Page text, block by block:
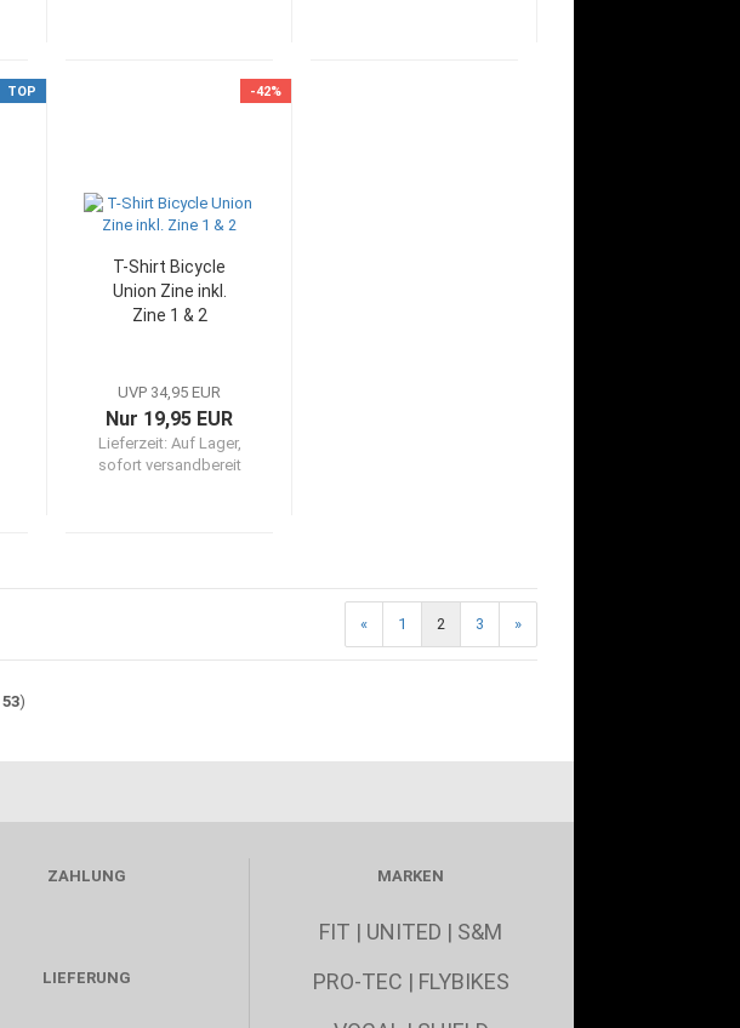
TOP -42%
T-Shirt Bicycle
Union Zine inkl.
Zine 1 & 2
UVP 34,95 EUR
Nur 19,95 EUR
Lieferzeit: Auf Lager,
sofort versandbereit
« 1 2 3 »
53)
ZAHLUNG
LIEFERUNG
MARKEN
FIT | UNITED | S&M
PRO-TEC | FLYBIKES